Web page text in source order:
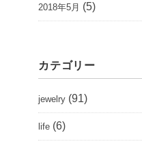
2018年5月 (5)
カテゴリー
jewelry (91)
life (6)